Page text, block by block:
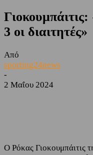
3 οι διαιτητές»
Από
sporting24news
-
2 Μαΐου 2024
Ο Ρόκας Γιοκουμπάιτις